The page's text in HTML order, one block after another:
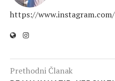
https://
Prethodni Članak